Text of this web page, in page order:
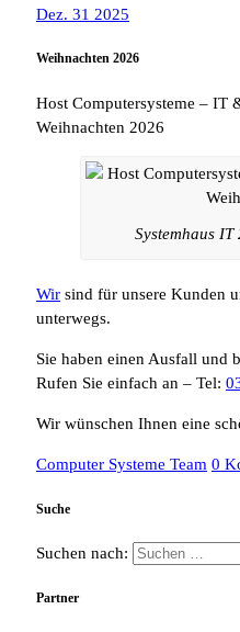
Dez. 31 2025
Weihnachten 2026
Host Computersysteme – IT
Weihnachten 2026
Systemhaus
Wir sind für unsere Kunden
unterwegs.
Sie haben einen Ausfall und
Rufen Sie einfach an – Tel:
Wir wünschen Ihnen eine
Computer Systeme Team 0
Suche
Suchen nach:
Partner